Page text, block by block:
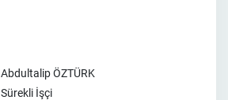
Abdultalip ÖZTÜRK
Sürekli İşçi